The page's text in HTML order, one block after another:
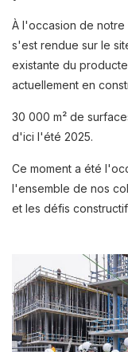
À l'occasion de notre
s'est rendue sur le
existante du
actuellement en
30 000 m² de
d'ici l'été 2025.
Ce moment a été
l'ensemble de nos
et les défis